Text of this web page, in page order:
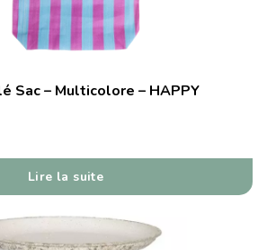
Sac – Multicolore – HAPPY
Lire la suite